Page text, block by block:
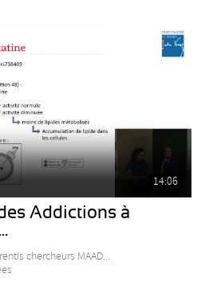
14:06
Addictions à
chercheurs MAAD...